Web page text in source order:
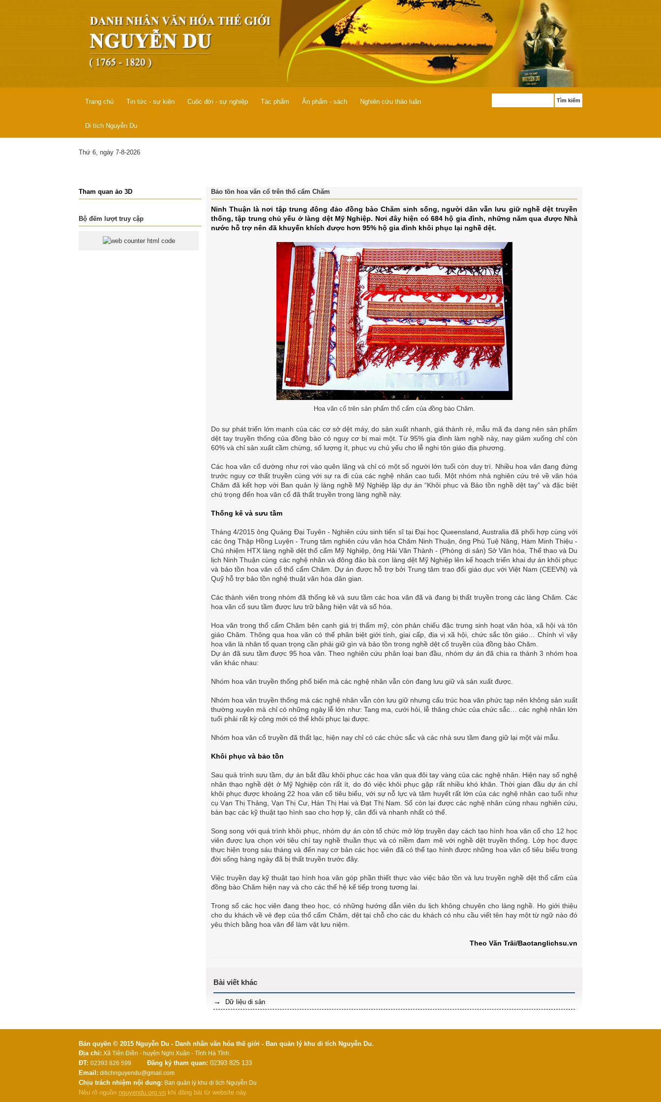
Trang chủ Tin tức - sự kiện Cuộc đời - sự nghiệp Tác phẩm Ấn phẩm - sách Nghiên cứu thảo luận
Di tích Nguyễn Du
Tìm kiếm
Thứ 6, ngày 7-8-2026
Tham quan ảo 3D
Bộ đếm lượt truy cập
Bảo tồn hoa văn cổ trên thổ cẩm Chăm
Ninh Thuận là nơi tập trung đông đảo đồng bào Chăm sinh sống, người dân vẫn lưu giữ nghề dệt truyền
thống, tập trung chủ yếu ở làng dệt Mỹ Nghiệp. Nơi đây hiện có 684 hộ gia đình, những năm qua được Nhà
nước hỗ trợ nên đã khuyến khích được hơn 95% hộ gia đình khôi phục lại nghề dệt.
Hoa văn cổ trên sản phẩm thổ cẩm của đồng bào Chăm.
Do sự phát triển lớn mạnh của các cơ sở dệt máy, do sản xuất nhanh, giá thành rẻ, mẫu mã đa dạng nên sản phẩm
dệt tay truyền thống của đồng bào có nguy cơ bị mai một. Từ 95% gia đình làm nghề này, nay giảm xuống chỉ còn
60% và chỉ sản xuất cầm chừng, số lượng ít, phục vụ chủ yếu cho lễ nghi tôn giáo địa phương.
Các hoa văn cổ dường như rơi vào quên lãng và chỉ có một số người lớn tuổi còn duy trì. Nhiều hoa văn đang đứng
trước nguy cơ thất truyền cùng với sự ra đi của các nghệ nhân cao tuổi. Một nhóm nhà nghiên cứu trẻ về văn hóa
Chăm đã kết hợp với Ban quản lý làng nghề Mỹ Nghiệp lập dự án “Khôi phục và Bảo tồn nghề dệt tay” và đặc biệt
chú trọng đến hoa văn cổ đã thất truyền trong làng nghề này.
Thống kê và sưu tầm
Tháng 4/2015 ông Quảng Đại Tuyên - Nghiên cứu sinh tiến sĩ tại Đại học Queensland, Australia đã phối hợp cùng với
các ông Thập Hồng Luyện - Trung tâm nghiên cứu văn hóa Chăm Ninh Thuận, ông Phú Tuệ Năng, Hàm Minh Thiệu -
Chủ nhiệm HTX làng nghề dệt thổ cẩm Mỹ Nghiệp, ông Hải Văn Thành - (Phòng di sản) Sở Văn hóa, Thể thao và Du
lịch Ninh Thuận cùng các nghệ nhân và đông đảo bà con làng dệt Mỹ Nghiệp lên kế hoạch triển khai dự án khôi phục
và bảo tồn hoa văn cổ thổ cẩm Chăm. Dự án được hỗ trợ bởi Trung tâm trao đổi giáo dục với Việt Nam (CEEVN) và
Quỹ hỗ trợ bảo tồn nghệ thuật văn hóa dân gian.
Các thành viên trong nhóm đã thống kê và sưu tầm các hoa văn đã và đang bị thất truyền trong các làng Chăm. Các
hoa văn cổ sưu tầm được lưu trữ bằng hiện vật và số hóa.
Hoa văn trong thổ cẩm Chăm bên cạnh giá trị thẩm mỹ, còn phản chiếu đặc trưng sinh hoạt văn hóa, xã hội và tôn
giáo Chăm. Thông qua hoa văn có thể phân biệt giới tính, giai cấp, địa vị xã hội, chức sắc tôn giáo… Chính vì vậy
hoa văn là nhân tố quan trọng cần phải giữ gìn và bảo tồn trong nghề dệt cổ truyền của đồng bào Chăm.
Dự án đã sưu tầm được 95 hoa văn. Theo nghiên cứu phân loại ban đầu, nhóm dự án đã chia ra thành 3 nhóm hoa
văn khác nhau:
Nhóm hoa văn truyền thống phổ biến mà các nghệ nhân vẫn còn đang lưu giữ và sản xuất được.
Nhóm hoa văn truyền thống mà các nghệ nhân vẫn còn lưu giữ nhưng cấu trúc hoa văn phức tạp nên không sản xuất
thường xuyên mà chỉ có những ngày lễ lớn như: Tang ma, cưới hỏi, lễ thăng chức của chức sắc… các nghệ nhân lớn
tuổi phải rất kỳ công mới có thể khôi phục lại được.
Nhóm hoa văn cổ truyền đã thất lạc, hiện nay chỉ có các chức sắc và các nhà sưu tầm đang giữ lại một vài mẫu.
Khôi phục và bảo tồn
Sau quá trình sưu tầm, dự án bắt đầu khôi phục các hoa văn qua đôi tay vàng của các nghệ nhân. Hiện nay số nghệ
nhân thạo nghề dệt ở Mỹ Nghiệp còn rất ít, do đó việc khôi phục gặp rất nhiều khó khăn. Thời gian đầu dự án chỉ
khôi phục được khoảng 22 hoa văn cổ tiêu biểu, với sự nỗ lực và tâm huyết rất lớn của các nghệ nhân cao tuổi như
cụ Vạn Thị Thảng, Vạn Thị Cư, Hán Thị Hai và Đạt Thị Nam. Số còn lại được các nghệ nhân cùng nhau nghiên cứu,
bàn bạc các kỹ thuật tạo hình sao cho hợp lý, cân đối và nhanh nhất có thể.
Song song với quá trình khôi phục, nhóm dự án còn tổ chức mở lớp truyền dạy cách tạo hình hoa văn cổ cho 12 học
viên được lựa chọn với tiêu chí tay nghề thuần thục và có niềm đam mê với nghề dệt truyền thống. Lớp học được
thực hiện trong sáu tháng và đến nay cơ bản các học viên đã có thể tạo hình được những hoa văn cổ tiêu biểu trong
đời sống hàng ngày đã bị thất truyền trước đây.
Việc truyền dạy kỹ thuật tạo hình hoa văn góp phần thiết thực vào việc bảo tồn và lưu truyền nghề dệt thổ cẩm của
đồng bào Chăm hiện nay và cho các thế hệ kế tiếp trong tương lai.
Trong số các học viên đang theo học, có những hướng dẫn viên du lịch không chuyên cho làng nghề. Họ giới thiệu
cho du khách về vẻ đẹp của thổ cẩm Chăm, dệt tại chỗ cho các du khách có nhu cầu viết tên hay một từ ngữ nào đó
yêu thích bằng hoa văn để làm vật lưu niệm.
Theo Văn Trãi/Baotanglichsu.vn
Dữ liệu di sản
Bản quyền © 2015 Nguyễn Du - Danh nhân văn hóa thế giới - Ban quản lý khu di tích Nguyễn Du.
Địa chỉ: Xã Tiên Điền - huyện Nghi Xuân - Tỉnh Hà Tĩnh.
ĐT: 02393 826 599 Đăng ký tham quan: 02393 825 133
Email: ditichnguyendu@gmail.com
Chịu trách nhiệm nội dung: Ban quản lý khu di tích Nguyễn Du
Nêu rõ nguồn nguyendu.org.vn khi đăng bài từ website này.